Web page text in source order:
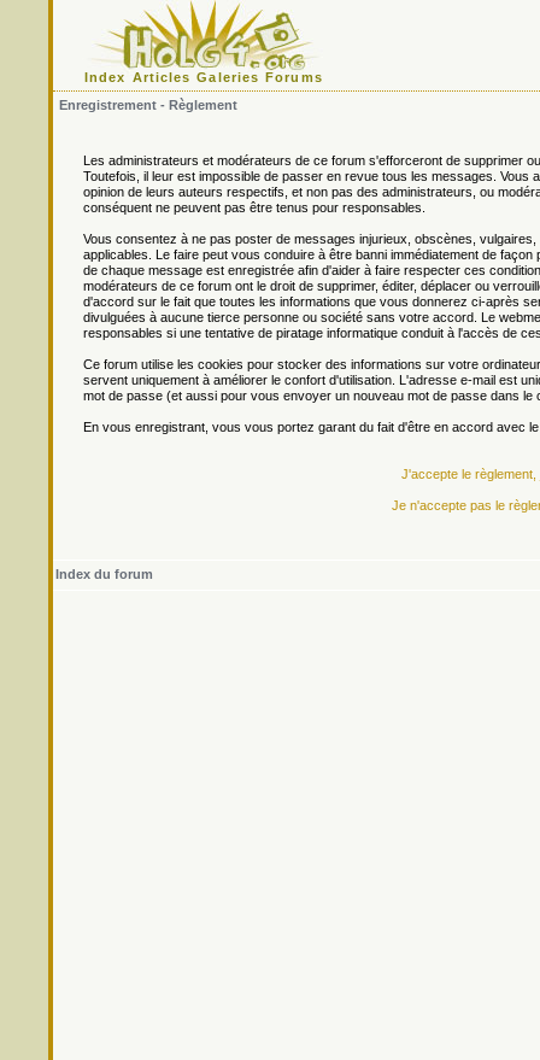
Index Articles Galeries Forums
Enregistrement - Règlement
Les administrateurs et modérateurs de ce forum s'efforceront de supprimer
Toutefois, il leur est impossible de passer en revue tous les messages.
opinion de leurs auteurs respectifs, et non pas des administrateurs, ou
conséquent ne peuvent pas être tenus pour responsables.
Vous consentez à ne pas poster de messages injurieux, obscènes,
applicables. Le faire peut vous conduire à être banni immédiatement de
de chaque message est enregistrée afin d'aider à faire respecter ces
modérateurs de ce forum ont le droit de supprimer, éditer, déplacer ou
d'accord sur le fait que toutes les informations que vous donnerez ci-après
divulguées à aucune tierce personne ou société sans votre accord. Le
responsables si une tentative de piratage informatique conduit à l'accès de
Ce forum utilise les cookies pour stocker des informations sur votre
servent uniquement à améliorer le confort d'utilisation. L'adresse e-mail est
mot de passe (et aussi pour vous envoyer un nouveau mot de passe dans le
En vous enregistrant, vous vous portez garant du fait d'être en accord avec
J'accepte le
Je n'accepte pas le
Index du forum